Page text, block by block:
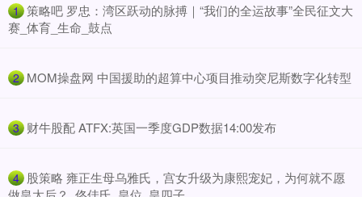
1 ​策略吧 罗忠：湾区跃动的脉搏｜“我们的全运故事”全民征文大
赛_体育_生命_鼓点
2 ​MOM操盘网 中国援助的超算中心项目推动突尼斯数字化转型
3 ​财牛股配 ATFX:英国一季度GDP数据14:00发布
4 ​股策略 雍正生母乌雅氏，宫女升级为康熙宠妃，为何就不愿